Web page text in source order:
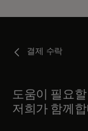
결제 수락
도움이 필요
저희가 함께